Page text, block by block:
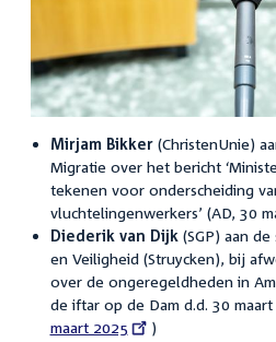
Mirjam Bikker(ChristenUnie)
Migratie over het bericht
tekenen voor onderscheiding
vluchtelingenwerkers’ (AD, 30
Diederik van Dijk (SGP) aan
en Veiligheid (Struycken), bij
over de ongeregeldheden in
de iftar op de Dam d.d. 30
maart 2025
)